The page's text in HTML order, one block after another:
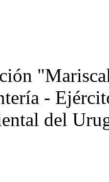
-
del